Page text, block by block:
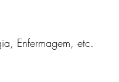
Enfermagem, etc.